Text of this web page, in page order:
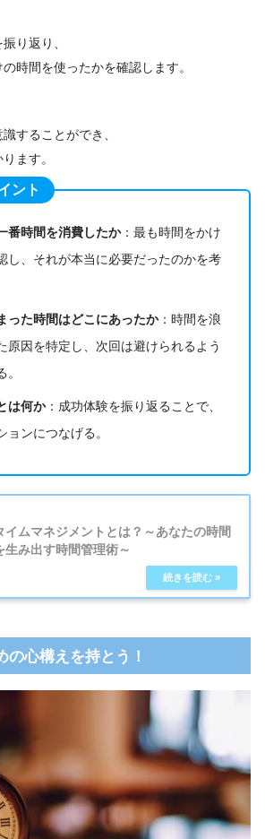
り返り、
時間を使ったかを確認します。
することができ、
ます。
ント
番時間を消費したか：最も時間をかけ
し、それが本当に必要だったのかを考
った時間はどこにあったか：時間を浪
原因を特定し、次回は避けられるよう
は何か：成功体験を振り返ることで、
ョンにつなげる。
イムマネジメントとは？～あなたの時間
生み出す時間管理術～
の心構えを持とう！